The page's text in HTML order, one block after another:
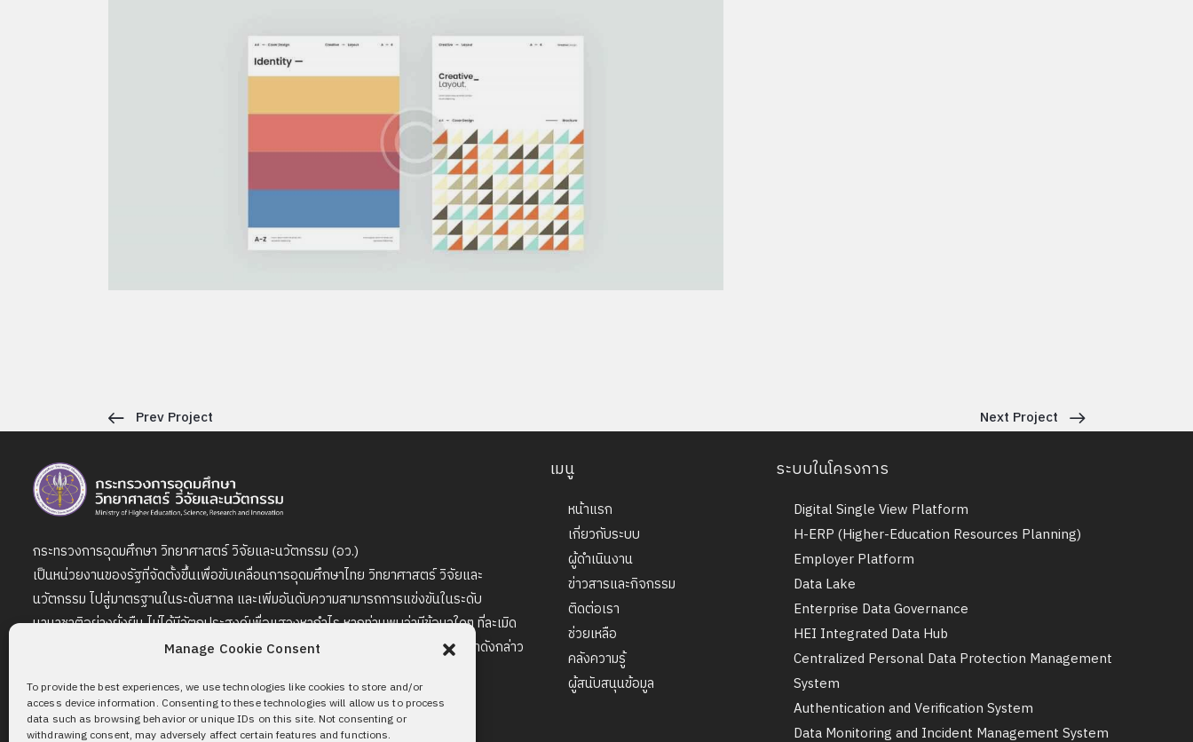
Manage Cookie Consent
To provide the best experiences, we use technologies like cookies to store and/or
access device information. Consenting to these technologies will allow us to process
data such as browsing behavior or unique IDs on this site. Not consenting or
withdrawing consent, may adversely affect certain features and functions.
Prev Project Next Project
กระทรวงการอุดมศึกษา วิทยาศาสตร์ วิจัยและนวัตกรรม (อว.)
เป็นหน่วยงานของรัฐที่จัดตั้งขึ้นเพื่อขับเคลื่อนการอุดมศึกษาไทย วิทยาศาสตร์ วิจัยและ
นวัตกรรม ไปสู่มาตรฐานในระดับสากล และเพิ่มอันดับความสามารถการแข่งขันในระดับ
นานาชาติอย่างยั่งยืน ไม่ได้มีวัตถุประสงค์เพื่อแสวงหากำไร หากท่านพบว่ามีข้อมูลใดๆ ที่ละเมิด
ทรัพย์สินทางปัญญาปรากฏอยู่ในเว็บไซต์นี้ โปรดแจ้งให้ทราบ เพื่อดำเนินการแก้ปัญหาดังกล่าว
เมนู
หน้าแรก
เกี่ยวกับระบบ
ผู้ดำเนินงาน
ข่าวสารและกิจกรรม
ติดต่อเรา
ช่วยเหลือ
คลังความรู้
ผู้สนับสนุนข้อมูล
ระบบในโครงการ
Digital Single View Platform
H-ERP (Higher-Education Resources Planning)
Employer Platform
Data Lake
Enterprise Data Governance
HEI Integrated Data Hub
Centralized Personal Data Protection Management
System
Authentication and Verification System
Data Monitoring and Incident Management System